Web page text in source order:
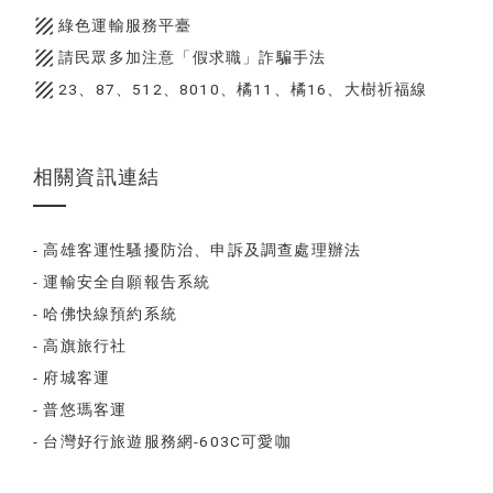
texture 綠色運輸服務平臺
texture 請民眾多加注意「假求職」詐騙手法
texture 23、87、512、8010、橘11、橘16、大樹祈福線
相關資訊連結
- 高雄客運性騷擾防治、申訴及調查處理辦法
- 運輸安全自願報告系統
- 哈佛快線預約系統
- 高旗旅行社
- 府城客運
- 普悠瑪客運
- 台灣好行旅遊服務網-603C可愛咖